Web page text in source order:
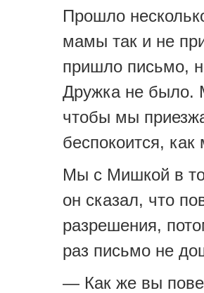
Прошло
мамы так и не
пришло письмо,
Дружка не было.
чтобы мы
беспокоится,
Мы с Мишкой в
он сказал, что
разрешения,
раз письмо не
— Как же вы